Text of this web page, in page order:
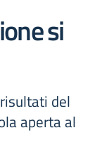
si
del
aperta al